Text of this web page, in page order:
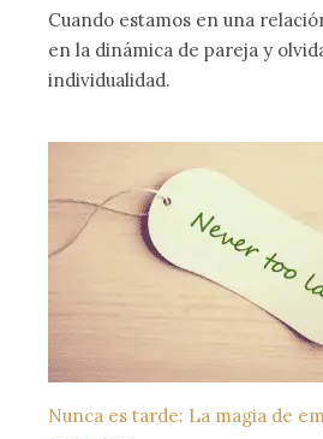
Cuando estamos en una
en la dinámica de pareja y
individualidad.
Nunca es tarde: La magia de